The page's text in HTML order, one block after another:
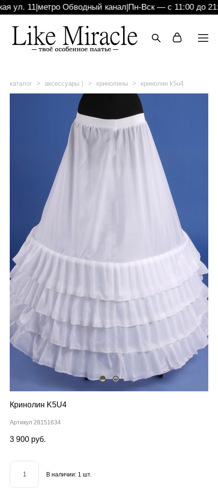
ул. 11 |метро Обводный канал|Пн-Вск — с 11:00 до
каталог > аксессуары ⟩ > кринолины > кринолин k5u4
Кринолин K5U4
Артикул 28151634
3 900 pуб.
В наличии: 1 шт.